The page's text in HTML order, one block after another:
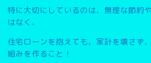
特に大切にしているのは、無理な節約
はなく、
住宅ローンを抱えても、家計を壊さず
組みを作ること ！